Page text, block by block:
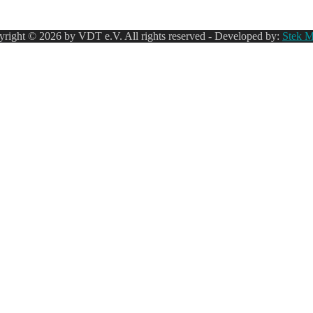
© 2026 by VDT e.V. All rights reserved - Developed by: Stek